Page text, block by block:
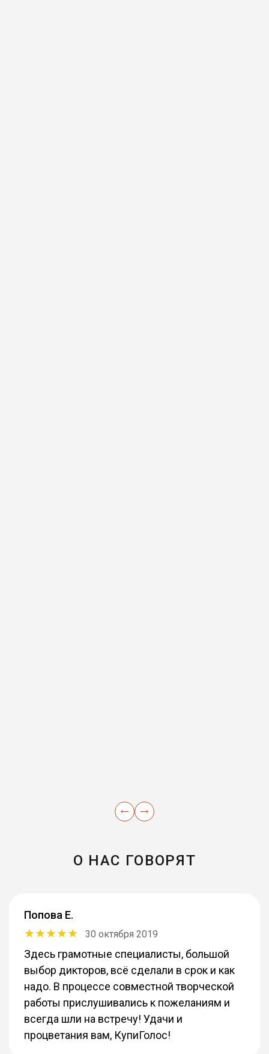
О НАС ГОВОРЯТ
Попова Е.
30 октября 2019
Здесь грамотные специалисты, большой
выбор дикторов, всё сделали в срок и как
надо. В процессе совместной творческой
работы прислушивались к пожеланиям и
всегда шли на встречу! Удачи и
процветания вам, КупиГолос!